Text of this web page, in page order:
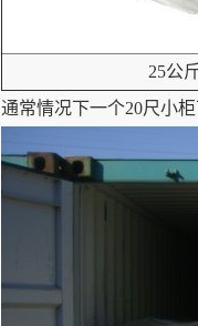
25公斤小袋
通常情况下一个20尺小